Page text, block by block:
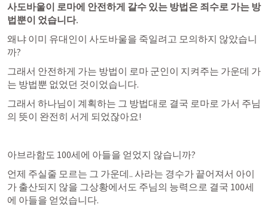
사도바울이 로마에 안전하게 갈수 있는 방법은 죄수로 가는 방
법뿐이 었습니다.
왜냐 이미 유대인이 사도바울을 죽일려고 모의하지 않았습니
까?
그래서 안전하게 가는 방법이 로마 군인이 지켜주는 가운데 가
는 방법뿐 없었던 것이었습니다.
그래서 하나님이 계획하는 그 방법대로 결국 로마로 가서 주님
의 뜻이 완전히 서게 되었잖아요!
아브라함도 100세에 아들을 얻었지 않습니까?
언제 주실줄 모르는 그 가운데.. 사라는 경수가 끝어져서 아이
가 출산되지 않을 그상황에서도 주님의 능력으로 결국 100세
에 아들을 얻었습니다.